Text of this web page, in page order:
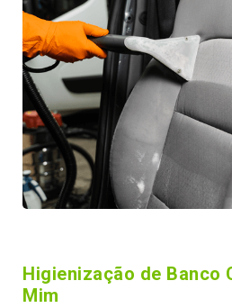
Higienização de Banco
Mim